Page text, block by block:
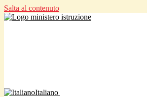
Salta al contenuto
Italiano